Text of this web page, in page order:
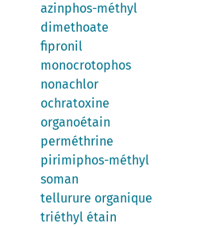
azinphos-méthyl
dimethoate
fipronil
monocrotophos
nonachlor
ochratoxine
organoétain
perméthrine
pirimiphos-méthyl
soman
tellurure organique
triéthyl étain